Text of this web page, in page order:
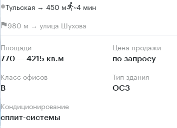
Тульская → 450 м ~4 мин
980 м → улица Шухова
Площади
770 — 4215 кв.м
Цена продажи
по запросу
Класс офисов
B
Тип здания
ОСЗ
Кондиционирование
сплит-системы